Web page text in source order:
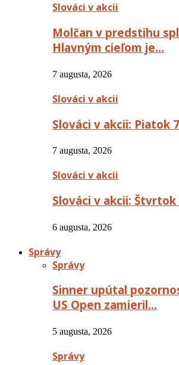
Slováci v akcii
Molčan v predstihu
Hlavným cieľom je…
7 augusta, 2026
Slováci v akcii
Slováci v akcii: Piatok
7 augusta, 2026
Slováci v akcii
Slováci v akcii:
6 augusta, 2026
Správy
Správy
Sinner upútal
US Open zamieril…
5 augusta, 2026
Správy